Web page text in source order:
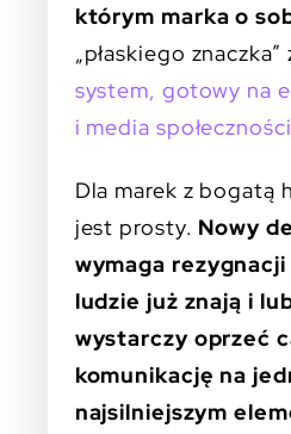
którym marka o
„płaskiego
system, gotowy na
i media
Dla marek z bogatą
jest prosty. Nowy
wymaga
ludzie już znają i
wystarczy oprzeć
komunikację na
najsilniejszym